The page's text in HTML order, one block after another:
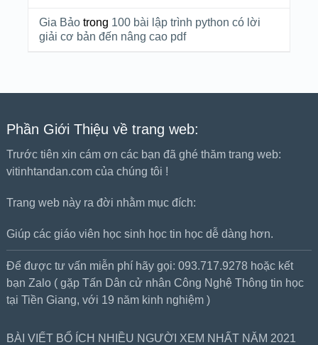
Gia Bảotrong 100 bài lập trình python có lời
giải cơ bản đến nâng cao pdf
Phần Giới Thiệu về trang web:
Trước tiên xin cám ơn các bạn đã ghé thăm trang web:
vitinhtandan.com của chúng tôi !
Trang web này ra đời nhằm mục đích:
Giúp các giáo viên học sinh học tin học dễ dàng hơn.
Để được tư vấn miễn phí hãy gọi: 093.717.9278 hoặc kết
bạn Zalo ( gặp Tấn Dân cử nhân Công Nghệ Thông tin học
tại Tiền Giang, với 19 năm kinh nghiệm )
BÀI VIẾT BỔ ÍCH NHIỀU NGƯỜI XEM NHẤT NĂM 2021